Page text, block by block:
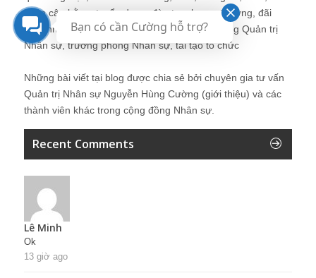
điểm cân bằng, tuyển dụng, đào tạo, lương thưởng, đãi
ngộ, nhân sự, tổ chức, cơ cấu tổ chức, hệ thống Quản trị
Nhân sự, trưởng phòng Nhân sự, tái tạo tổ chức
Những bài viết tại blog được chia sẻ bởi chuyên gia tư vấn
Quản trị Nhân sự Nguyễn Hùng Cường (giới thiệu) và các
thành viên khác trong cộng đồng Nhân sự.
Recent Comments
Lê Minh
Ok
13 giờ ago
Bạn có cần Cường hỗ trợ?